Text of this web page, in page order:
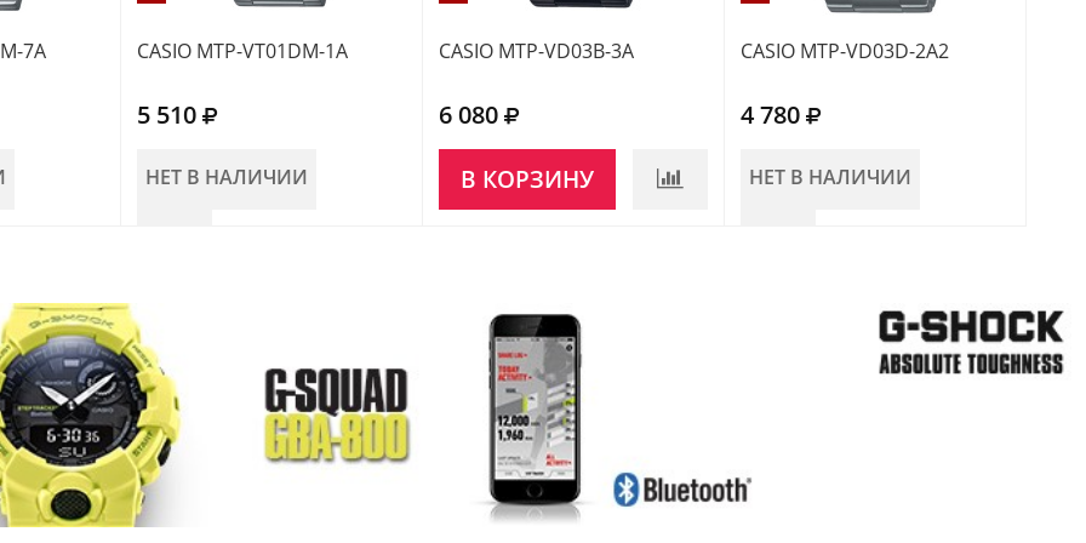
7A CASIO MTP-VT01DM-1A
5 510
НЕТ В НАЛИЧИИ
CASIO MTP-VD03B-3A
6 080
В КОРЗИНУ
CASIO MTP-VD03D-2A2
4 780
НЕТ В НАЛИЧИИ